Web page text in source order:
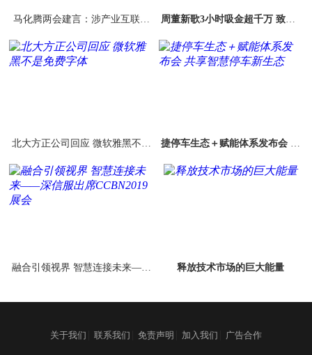
马化腾两会建言：涉产业互联网
周董新歌3小时吸金超千万 致QQ
北大方正公司回应 微软雅黑不是
捷停车生态＋赋能体系发布会 共
融合引领视界 智慧连接未来——
释放技术市场的巨大能量
关于我们 联系我们 免责声明 加入我们 广告合作